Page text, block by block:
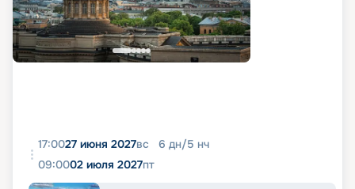
17:0027 июня 2027вс 6 дн/5 нч
09:0002 июля 2027пт